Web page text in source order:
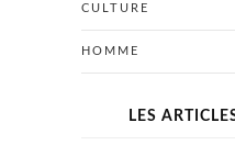
CULTURE
HOMME
LES